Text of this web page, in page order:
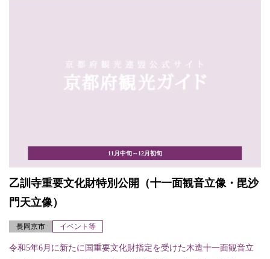
11月中旬～12月初旬
乙訓寺重要文化財特別公開（十一面観音立像・毘沙
門天立像）
長岡京市 イベント等
令和5年6月に新たに国重要文化財指定を受けた木造十一面観音立